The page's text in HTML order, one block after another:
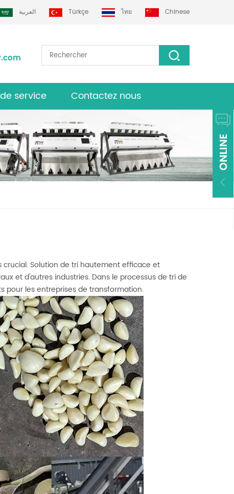
العربية Türkçe ไทย Chinese
service Contactez nous
Solution de tri hautement efficace et
et d'autres industries. Dans le processus de tri de
pour les entreprises de transformation.